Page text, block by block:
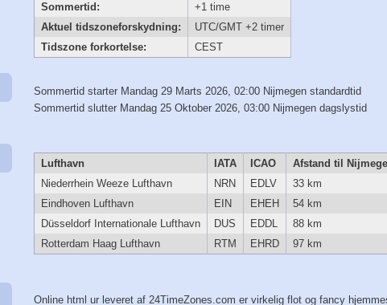
Sommertid:
+1 time
Aktuel tidszoneforskydning:
UTC/GMT +2 timer
Tidszone forkortelse:
CEST
Sommertid starter Mandag 29 Marts 2026, 02:00 Nijmegen standardtid
Sommertid slutter Mandag 25 Oktober 2026, 03:00 Nijmegen dagslystid
Lufthavn IATA ICAO
Afstand til
Niederrhein Weeze Lufthavn
NRN EDLV
33 km
Eindhoven Lufthavn
EIN EHEH
54 km
Düsseldorf Internationale Lufthavn
DUS EDDL
88 km
Rotterdam Haag Lufthavn
RTM EHRD 97 km
Online html ur leveret af 24TimeZones.com er virkelig flot og fancy